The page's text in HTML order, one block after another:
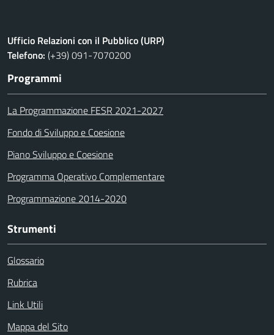
Ufficio Relazioni con il Pubblico (URP)
Telefono: (+39) 091-7070200
Programmi
La Programmazione FESR 2021-2027
Fondo di Sviluppo e Coesione
Piano Sviluppo e Coesione
Programma Operativo Complementare
Programmazione 2014-2020
Strumenti
Glossario
Rubrica
Link Utili
Mappa del Sito